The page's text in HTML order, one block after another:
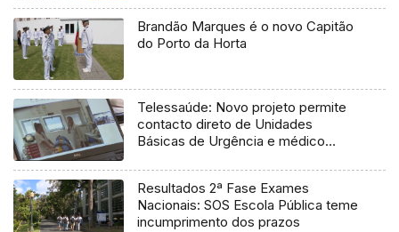
Brandão Marques é o novo Capitão
do Porto da Horta
Telessaúde: Novo projeto permite
contacto direto de Unidades
Básicas de Urgência e médico
Resultados 2ª Fase Exames
Nacionais: SOS Escola Pública teme
incumprimento dos prazos